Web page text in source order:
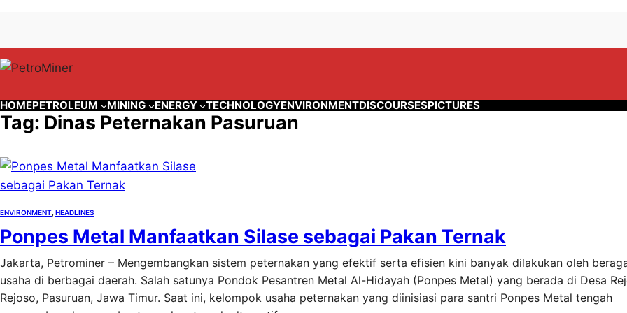
konten
content
HOMEPETROLEUM MINING ENERGY TECHNOLOGYENVIRONMENTDISCOURSESPICTURES
Tag: Dinas Peternakan Pasuruan
ENVIRONMENT HEADLINES
Ponpes Metal Manfaatkan Silase sebagai Pakan Ternak
Jakarta, Petrominer – Mengembangkan sistem peternakan yang efektif serta efisien kini banyak dilakukan oleh
usaha di berbagai daerah. Salah satunya Pondok Pesantren Metal Al-Hidayah (Ponpes Metal) yang berada di Desa
Rejoso, Pasuruan, Jawa Timur. Saat ini, kelompok usaha peternakan yang diinisiasi para santri Ponpes Metal tengah